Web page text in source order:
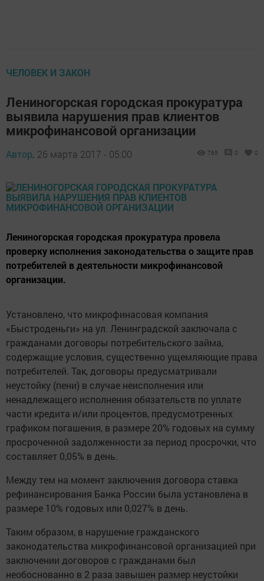
ЧЕЛОВЕК И ЗАКОН
Лениногорская городская прокуратура
выявила нарушения прав клиентов
микрофинансовой организации
Автор, 26 марта 2017 - 05:00 765 0 0
Лениногорская городская прокуратура провела
проверку исполнения законодательства о защите прав
потребителей в деятельности микрофинансовой
организации.
Установлено, что микрофинасовая компания
«Быстроденьги» на ул. Ленинградской заключала с
гражданами договоры потребительского займа,
содержащие условия, существенно ущемляющие права
потребителей. Так, договоры предусматривали
неустойку (пени) в случае неисполнения или
ненадлежащего исполнения обязательств по уплате
части кредита и/или процентов, предусмотренных
графиком погашения, в размере 20% годовых на сумму
просроченной задолженности за период просрочки, что
составляет 0,05% в день.
Между тем на момент заключения договора ставка
рефинансирования Банка России была установлена в
размере 10% годовых или 0,027% в день.
Таким образом, в нарушение гражданского
законодательства микрофинансовой организацией при
заключении договоров с гражданами был
необоснованно в 2 раза завышен размер неустойки